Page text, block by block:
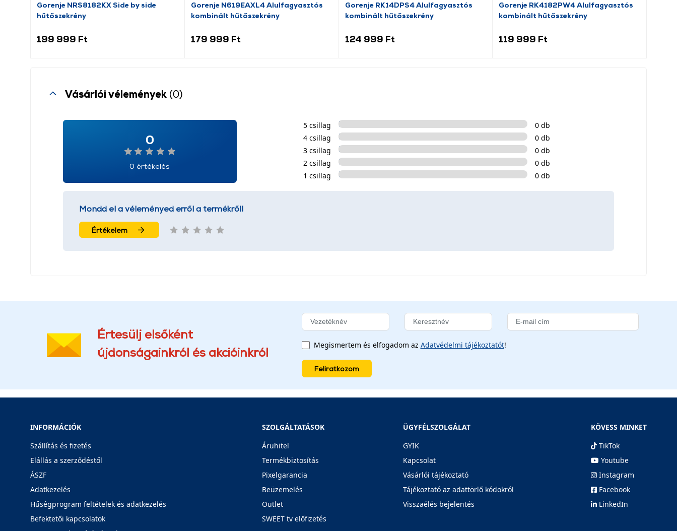
Gorenje NRS8182KX Side by side
hűtőszekrény
199 999 Ft
Gorenje N619EAXL4 Alulfagyasztós
kombinált hűtőszekrény
179 999 Ft
Gorenje RK14DPS4 Alulfagyasztós
kombinált hűtőszekrény
124 999 Ft
Gorenje RK4182PW4 Alulfagyasztós
kombinált hűtőszekrény
119 999 Ft
Vásárlói vélemények (0)
0
0 értékelés
5 csillag
0 db
4 csillag
0 db
3 csillag
0 db
2 csillag
0 db
1 csillag
0 db
Mondd el a véleményed erről a termékről!
Értékelem
Értesülj elsőként
újdonságainkról és akcióinkról
Megismertem és elfogadom az Adatvédelmi tájékoztatót!
Feliratkozom
INFORMÁCIÓK
Szállítás és fizetés
Elállás a szerződéstől
ÁSZF
Adatkezelés
Hűségprogram feltételek és adatkezelés
Befektetői kapcsolatok
SZOLGÁLTATÁSOK
Áruhitel
Termékbiztosítás
Pixelgarancia
Beüzemelés
Outlet
SWEET tv előfizetés
ÜGYFÉLSZOLGÁLAT
GYIK
Kapcsolat
Vásárlói tájékoztató
Tájékoztató az adattörlő kódokról
Visszaélés bejelentés
KÖVESS MINKET
TikTok
Youtube
Instagram
Facebook
LinkedIn